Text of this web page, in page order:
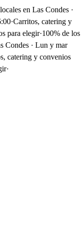
en Las Condes ·
·Carritos, catering y
para elegir·100% de los
Condes · Lun y mar
catering y convenios
·